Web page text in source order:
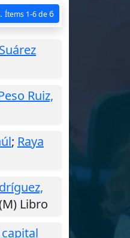
. Ítems 1-6 de6
Suárez
Ruiz,
; Raya
Libro